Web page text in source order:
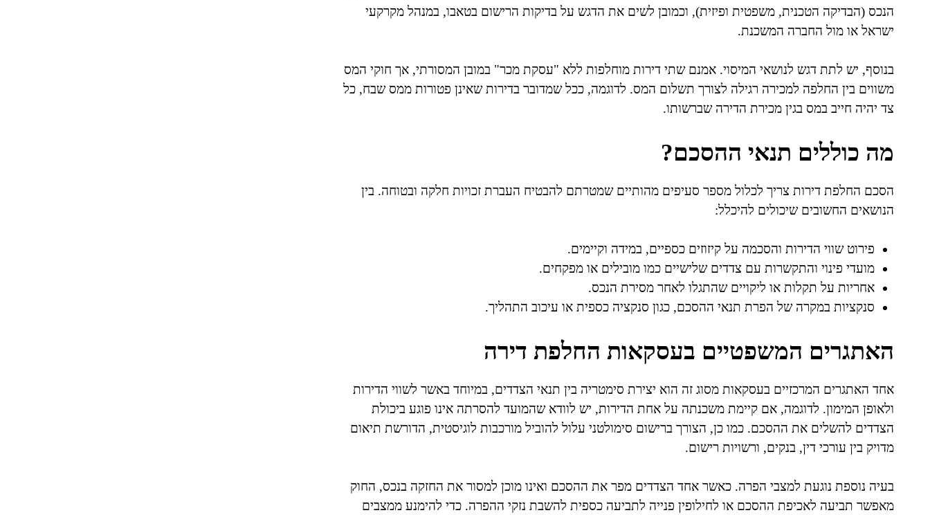
הנכס (הבדיקה הטכנית, משפטית ופיזית), וכמובן לשים את הדגש על בדיקות הרישום בטאבו, במנהל מקרקעי
ישראל או מול החברה המשכנת.
בנוסף, יש לתת דגש לנושאי המיסוי. אמנם שתי דירות מוחלפות ללא "עסקת מכר" במובן המסורתי, אך חוקי המס
משווים בין החלפה למכירה רגילה לצורך תשלום המס. לדוגמה, ככל שמדובר בדירות שאינן פטורות ממס שבח, כל
צד יהיה חייב במס בגין מכירת הדירה שברשותו.
מה כוללים תנאי ההסכם?
הסכם החלפת דירות צריך לכלול מספר סעיפים מהותיים שמטרתם להבטיח העברת זכויות חלקה ובטוחה. בין
הנושאים החשובים שיכולים להיכלל:
פירוט שווי הדירות והסכמה על קיזוזים כספיים, במידה וקיימים.
מועדי פינוי והתקשרות עם צדדים שלישיים כמו מובילים או מפקחים.
אחריות על תקלות או ליקויים שהתגלו לאחר מסירת הנכס.
סנקציות במקרה של הפרת תנאי ההסכם, כגון סנקציה כספית או עיכוב התהליך.
האתגרים המשפטיים בעסקאות החלפת דירה
אחד האתגרים המרכזיים בעסקאות מסוג זה הוא יצירת סימטריה בין תנאי הצדדים, במיוחד באשר לשווי הדירות
ולאופן המימון. לדוגמה, אם קיימת משכנתה על אחת הדירות, יש לוודא שהמועד להסרתה אינו פוגע ביכולת
הצדדים להשלים את ההסכם. כמו כן, הצורך ברישום סימולטני עלול להוביל מורכבות לוגיסטית, הדורשת תיאום
מדויק בין עורכי דין, בנקים, ורשויות רישום.
בעיה נוספת נוגעת למצבי הפרה. כאשר אחד הצדדים מפר את ההסכם ואינו מוכן למסור את החזקה בנכס, החוק
מאפשר תביעה לאכיפת ההסכם או לחילופין פנייה לתביעה כספית להשבת נזקי ההפרה. כדי להימנע ממצבים